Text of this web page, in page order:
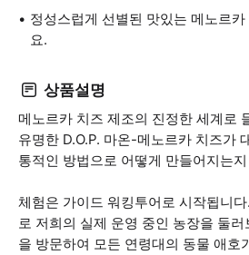
정성스럽게 선별된 맛있는 메노르
요.
상품설명
메노르카 치즈 제조의 진정한 세계로
유명한 D.O.P. 마온-메노르카 치즈가
통적인 방법으로 어떻게 만들어지는
체험은 가이드 워킹투어로 시작됩니
로 저희의 실제 운영 중인 농장을 둘
을 방문하여 모든 연령대의 동물 애호